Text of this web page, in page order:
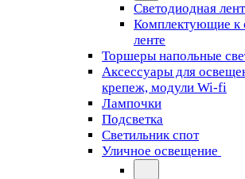
Светодиодная
Комплектующие к
ленте
Торшеры напольные
Аксессуары для
крепеж, модули Wi-fi
Лампочки
Подсветка
Светильник спот
Уличное освещение